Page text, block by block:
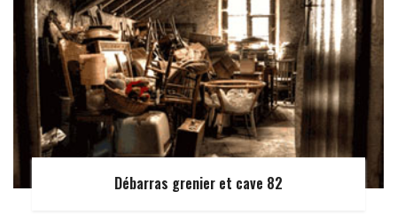
Débarras grenier et cave 82